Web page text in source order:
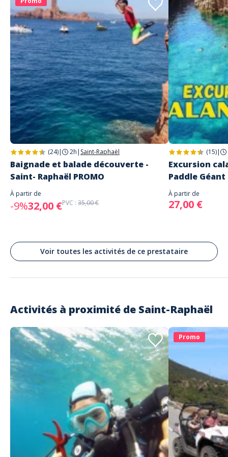
Adresse
randeau aventure
Port du Poussai, Saint-Raphaël, France
(24)| 2h | Saint-Raphaël
Baignade et balade découverte -
Saint- Raphaël PROMO
À partir de
-9%32,00 €PVC : 35,00 €
(15)|
Excursion
Paddle Géant
À partir de
27,00 €
Voir toutes les activités de ce prestataire
Activités à proximité de Saint-Raphaël
Promo